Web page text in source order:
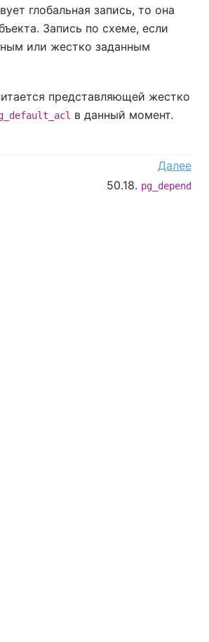
глобальная запись, то она
Запись по схеме, если
или жестко заданным
представляющей жестко
в данный момент.
Далее
50.18. pg_depend